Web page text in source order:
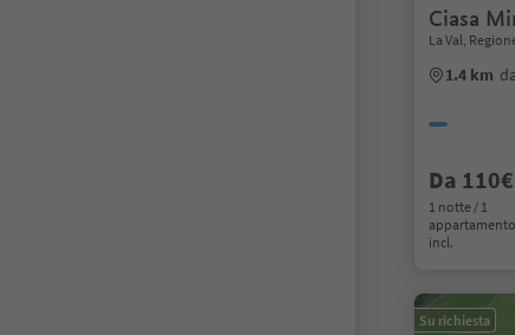
Ciasa
La Val,
1.4 km
Da 110€
1 notte / 1
appartamento
incl.
Su richiesta